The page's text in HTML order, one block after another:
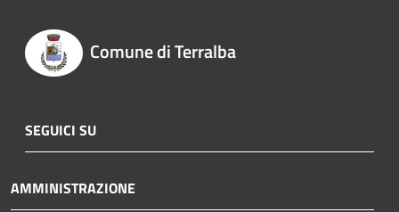
Comune di Terralba
SEGUICI SU
AMMINISTRAZIONE